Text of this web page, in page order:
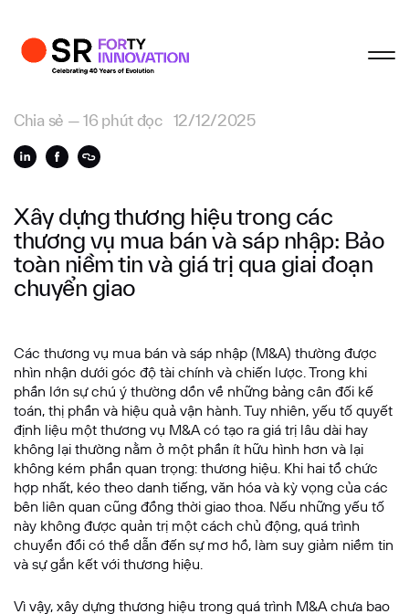
Chia sẻ — 16 phút đọc 12/12/2025
Xây dựng thương hiệu trong các
thương vụ mua bán và sáp nhập: Bảo
toàn niềm tin và giá trị qua giai đoạn
chuyển giao
Các thương vụ mua bán và sáp nhập (M&A) thường được
nhìn nhận dưới góc độ tài chính và chiến lược. Trong khi
phần lớn sự chú ý thường dồn về những bảng cân đối kế
toán, thị phần và hiệu quả vận hành. Tuy nhiên, yếu tố quyết
định liệu một thương vụ M&A có tạo ra giá trị lâu dài hay
không lại thường nằm ở một phần ít hữu hình hơn và lại
không kém phần quan trọng: thương hiệu. Khi hai tổ chức
hợp nhất, kéo theo danh tiếng, văn hóa và kỳ vọng của các
bên liên quan cũng đồng thời giao thoa. Nếu những yếu tố
này không được quản trị một cách chủ động, quá trình
chuyển đổi có thể dẫn đến sự mơ hồ, làm suy giảm niềm tin
và sự gắn kết với thương hiệu.
Vì vậy, xây dựng thương hiệu trong quá trình M&A chưa bao
Liên hệ hợp tác
Họ và tên đệm
Tên
Công ty
Nội dung tin nhắn